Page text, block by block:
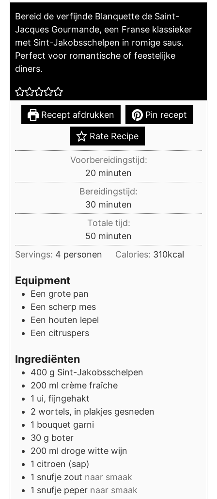
Bereid de verfijnde Blanquette de Saint-
Jacques Gourmande, een Franse klassieker
met Sint-Jakobsschelpen in romige saus.
Perfect voor romantische of feestelijke
diners.
Recept afdrukken Pin recept
Rate Recipe
Voorbereidingstijd:
20minuten
minuten
Bereidingstijd:
30minuten
minuten
Totale tijd:
50minuten
minuten
Servings: 4 personen Calories: 310kcal
Equipment
Een grote pan
Een scherp mes
Een houten lepel
Een citruspers
Ingrediënten
400 g Sint-Jakobsschelpen
200 ml crème fraîche
1 ui, fijngehakt
2 wortels, in plakjes gesneden
1 bouquet garni
30 g boter
200 ml droge witte wijn
1 citroen (sap)
1 snufje zout naar smaak
1 snufje peper naar smaak